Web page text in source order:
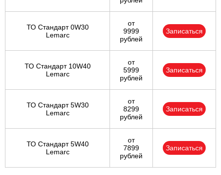
ТО Стандарт 0W30
Lemarc
от
9999
рублей
Записаться
ТО Стандарт 10W40
Lemarc
от
5999
рублей
Записаться
ТО Стандарт 5W30
Lemarc
от
8299
рублей
Записаться
ТО Стандарт 5W40
Lemarc
от
7899
рублей
Записаться